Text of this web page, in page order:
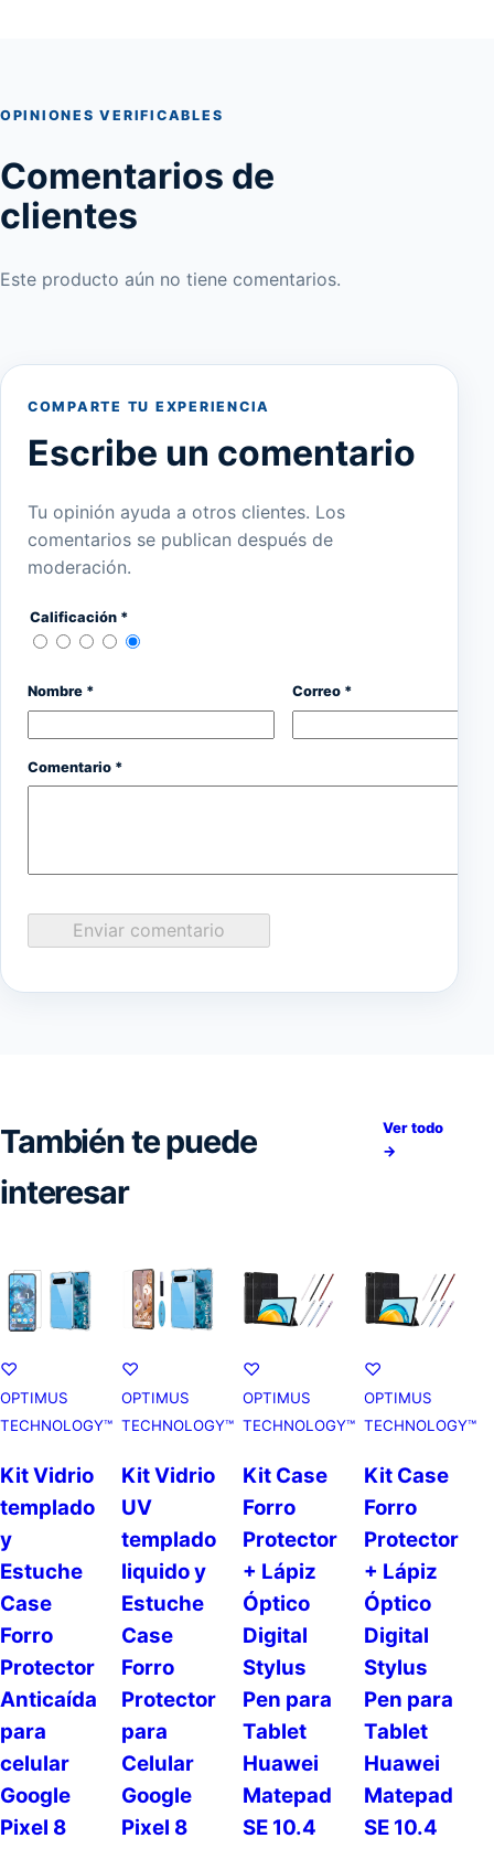
OPINIONES VERIFICABLES
Comentarios de
clientes
Este producto aún no tiene comentarios.
COMPARTE TU EXPERIENCIA
Escribe un comentario
Tu opinión ayuda a otros clientes. Los
comentarios se publican después de
moderación.
Calificación *
Nombre * Correo *
Comentario *
Enviar comentario
También te puede
interesar
Ver todo
→
♡
OPTIMUS
TECHNOLOGY™
Kit Vidrio
templado
y
Estuche
Case
Forro
Protector
Anticaída
para
celular
Google
Pixel 8
♡
OPTIMUS
TECHNOLOGY™
Kit Vidrio
UV
templado
liquido y
Estuche
Case
Forro
Protector
para
Celular
Google
Pixel 8
♡
OPTIMUS
TECHNOLOGY™
Kit Case
Forro
Protector
+ Lápiz
Óptico
Digital
Stylus
Pen para
Tablet
Huawei
Matepad
SE 10.4
♡
OPTIMUS
TECHNOLOGY™
Kit Case
Forro
Protector
+ Lápiz
Óptico
Digital
Stylus
Pen para
Tablet
Huawei
Matepad
SE 10.4